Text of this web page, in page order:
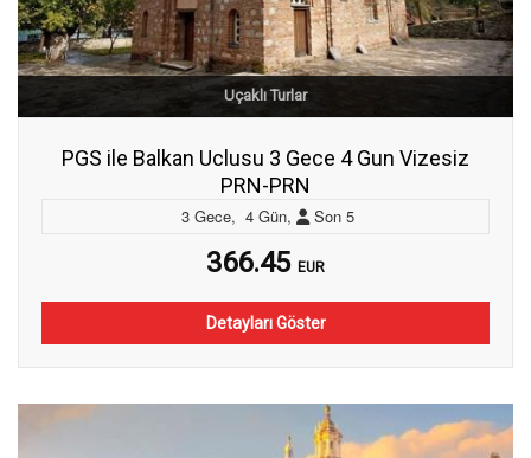
Uçaklı Turlar
PGS ile Balkan Uclusu 3 Gece 4 Gun Vizesiz
PRN-PRN
3 Gece, 4 Gün, Son 5
366.45 EUR
Detayları Göster